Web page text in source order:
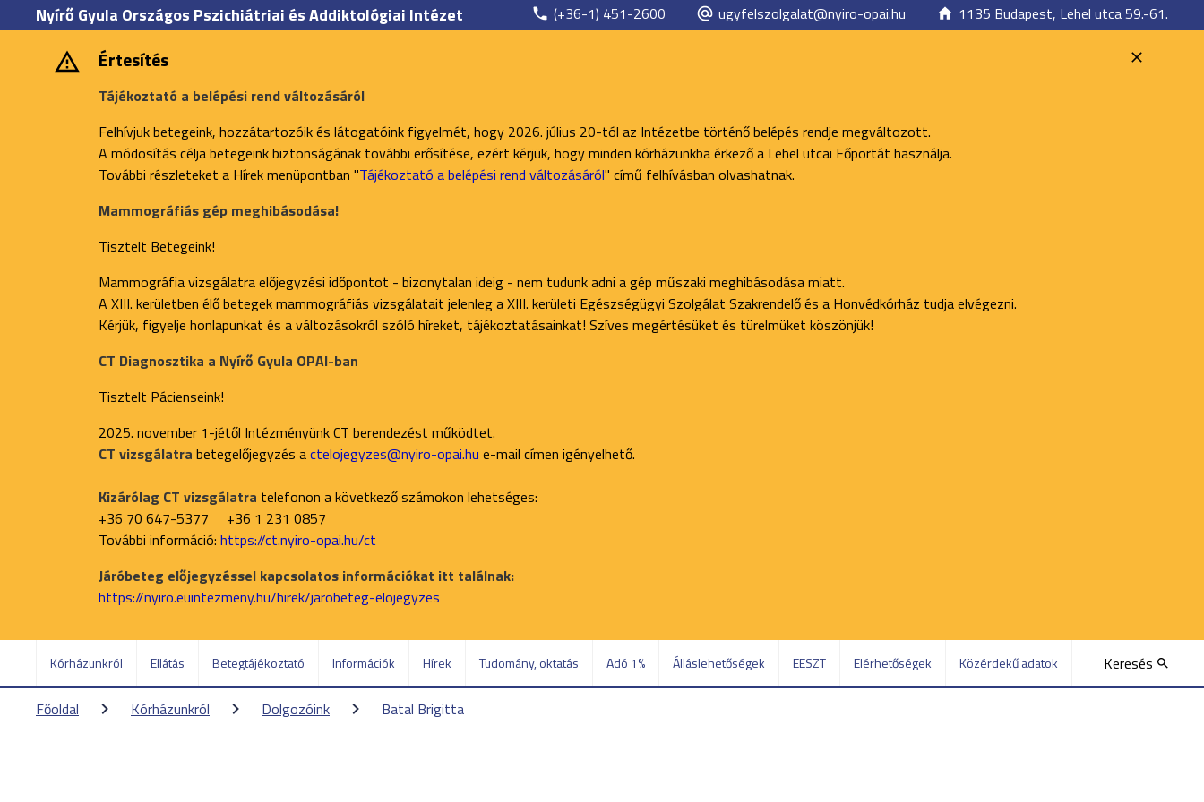
Nyírő Gyula Országos Pszichiátriai és Addiktológiai Intézet (+36-1) 451-2600 ugyfelszolgalat@nyiro-opai.hu 1135 Budapest, Lehel utca 59.-61.
Értesítés
Tájékoztató a belépési rend változásáról
Felhívjuk betegeink, hozzátartozóik és látogatóink figyelmét, hogy 2026. július 20-tól az Intézetbe történő belépés rendje megváltozott.
A módosítás célja betegeink biztonságának további erősítése, ezért kérjük, hogy minden kórházunkba érkező a Lehel utcai Főportát használja.
További részleteket a Hírek menüpontban "Tájékoztató a belépési rend változásáról" című felhívásban olvashatnak.
Mammográfiás gép meghibásodása!
Tisztelt Betegeink!
Mammográfia vizsgálatra előjegyzési időpontot - bizonytalan ideig - nem tudunk adni a gép műszaki meghibásodása miatt.
A XIII. kerületben élő betegek mammográfiás vizsgálatait jelenleg a XIII. kerületi Egészségügyi Szolgálat Szakrendelő és a Honvédkórház tudja elvégezni.
Kérjük, figyelje honlapunkat és a változásokról szóló híreket, tájékoztatásainkat! Szíves megértésüket és türelmüket köszönjük!
CT Diagnosztika a Nyírő Gyula OPAI-ban
Tisztelt Pácienseink!
2025. november 1-jétől Intézményünk CT berendezést működtet.
CT vizsgálatra betegelőjegyzés actelojegyzes@nyiro-opai.hu e-mail címen igényelhető.
Kizárólag CT vizsgálatra telefonon a következő számokon lehetséges:
+36 70 647-5377 +36 1 231 0857
További információ: https://ct.nyiro-opai.hu/ct
Járóbeteg előjegyzéssel kapcsolatos információkat itt találnak:
https://nyiro.euintezmeny.hu/hirek/jarobeteg-elojegyzes
Kórházunkról Ellátás Betegtájékoztató Információk Hírek Tudomány, oktatás Adó 1% Álláslehetőségek EESZT Elérhetőségek Közérdekű adatok Keresés
Főoldal Kórházunkról Dolgozóink Batal Brigitta